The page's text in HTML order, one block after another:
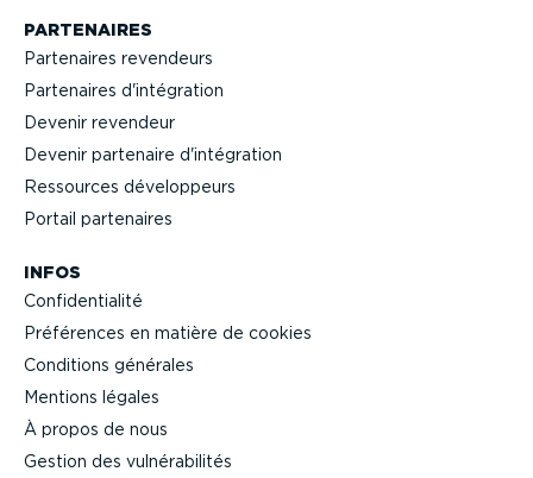
PARTENAIRES
Partenaires revendeurs
Partenaires d'intégration
Devenir revendeur
Devenir partenaire d'intégration
Ressources dévelop­peurs
Portail partenaires
INFOS
Confi­den­tialité
Préférences en matière de cookies
Conditions générales
Mentions légales
À propos de nous
Gestion des vulné­ra­bi­lités